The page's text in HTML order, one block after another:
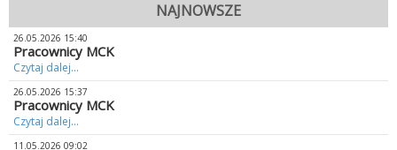
NAJNOWSZE
26.05.2026 15:40
Pracownicy MCK
Czytaj dalej...
26.05.2026 15:37
Pracownicy MCK
Czytaj dalej...
11.05.2026 09:02